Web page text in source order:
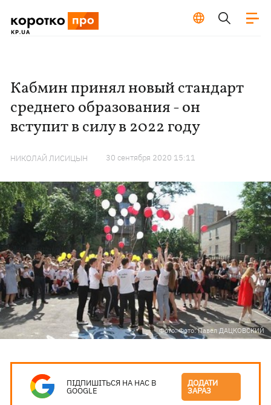
Кабмин принял новый стандарт
среднего образования - он
вступит в силу в 2022 году
НИКОЛАЙ ЛИСИЦЫН 30 сентября 2020 15:11
Фото: Фото: Павел ДАЦКОВСКИЙ
ПІДПИШІТЬСЯ НА НАС В
GOOGLE
ДОДАТИ
ЗАРАЗ